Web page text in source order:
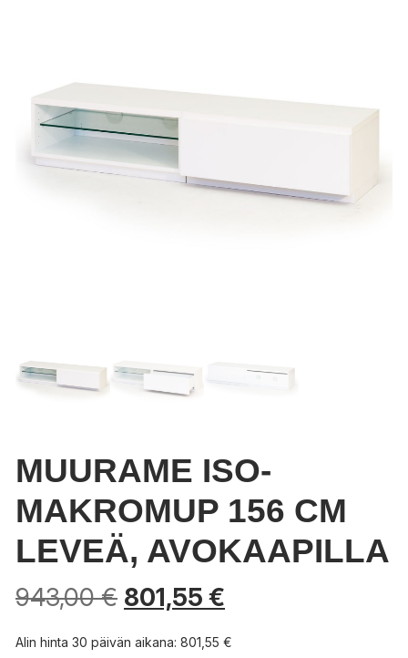
MUURAME ISO-
MAKROMUP 156 CM
LEVEÄ, AVOKAAPILLA
943,00€ 801,55 €
Alin hinta 30 päivän aikana: 801,55 €